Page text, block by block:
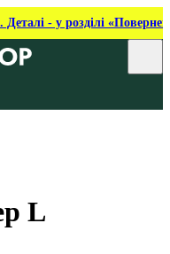
- у розділі
L